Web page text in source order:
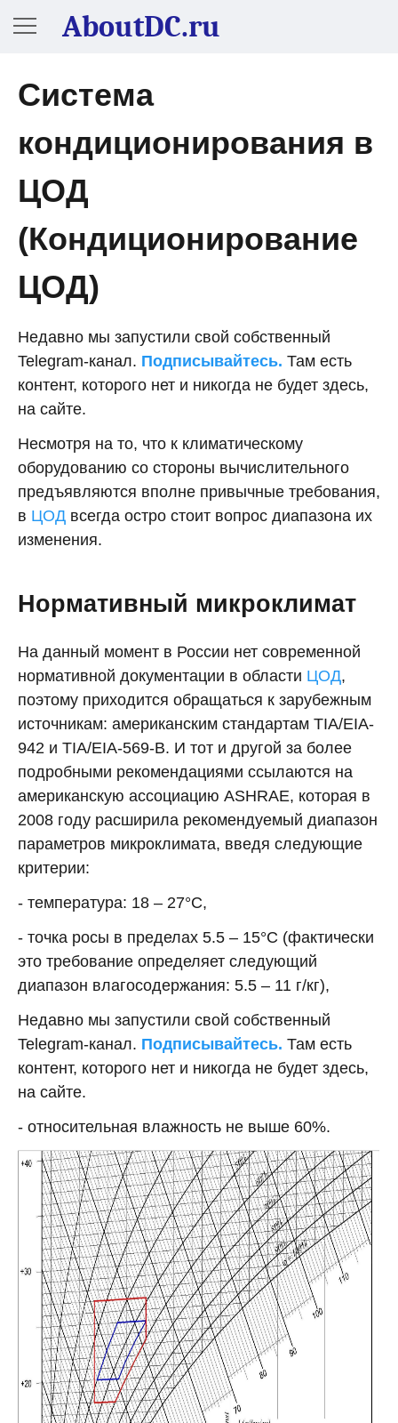
AboutDC.ru
Система
кондиционирования в
ЦОД
(Кондиционирование
ЦОД)
Недавно мы запустили свой собственный
Telegram-канал. Подписывайтесь. Там есть
контент, которого нет и никогда не будет здесь,
на сайте.
Несмотря на то, что к климатическому
оборудованию со стороны вычислительного
предъявляются вполне привычные требования,
в ЦОД всегда остро стоит вопрос диапазона их
изменения.
Нормативный микроклимат
На данный момент в России нет современной
нормативной документации в области ЦОД,
поэтому приходится обращаться к зарубежным
источникам: американским стандартам TIA/EIA-
942 и TIA/EIA-569-B. И тот и другой за более
подробными рекомендациями ссылаются на
американскую ассоциацию ASHRAE, которая в
2008 году расширила рекомендуемый диапазон
параметров микроклимата, введя следующие
критерии:
- температура: 18 – 27°С,
- точка росы в пределах 5.5 – 15°С (фактически
это требование определяет следующий
диапазон влагосодержания: 5.5 – 11 г/кг),
Недавно мы запустили свой собственный
Telegram-канал. Подписывайтесь. Там есть
контент, которого нет и никогда не будет здесь,
на сайте.
- относительная влажность не выше 60%.